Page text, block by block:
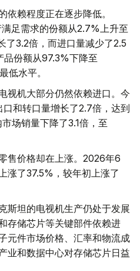
依赖程度正在逐步降低。
足需求的份额从2.7%上升至
了3.2倍，而进口量减少了2.5
份额从97.3%下降至
低水平。
视机大部分仍然依赖进口。今
和转口量增长了2.7倍，达到
场销量下降了3.1倍，至
售价格却在上涨。2026年6
涨了37.5%，较年初上涨了
斯坦的电视机生产仍处于发展
存储芯片等关键部件依赖进
元件市场价格、汇率和物流成
业和数据中心对存储芯片日益